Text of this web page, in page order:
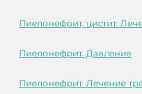
Пиелонефрит, цистит.
Пиелонефрит. Давление
Пиелонефрит. Лечение